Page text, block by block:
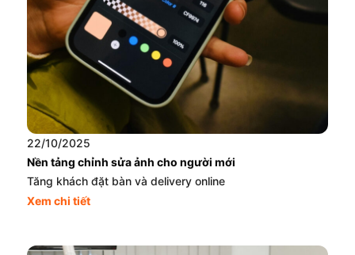
22/10/2025
Nền tảng chỉnh sửa ảnh cho người mới
Tăng khách đặt bàn và delivery online
Xem chi tiết